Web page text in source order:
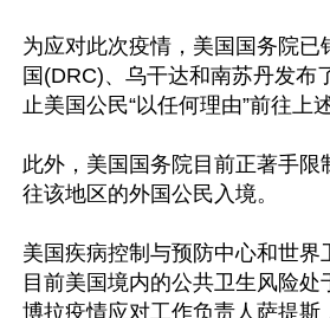
为应对此次疫情，美国国务院已
国(DRC)、乌干达和南苏丹发布
止美国公民“以任何理由”前往上
此外，美国国务院目前正著手限
往该地区的外国公民入境。
美国疾病控制与预防中心和世界
目前美国境内的公共卫生风险处
博拉疫情应对工作负责人萨提斯